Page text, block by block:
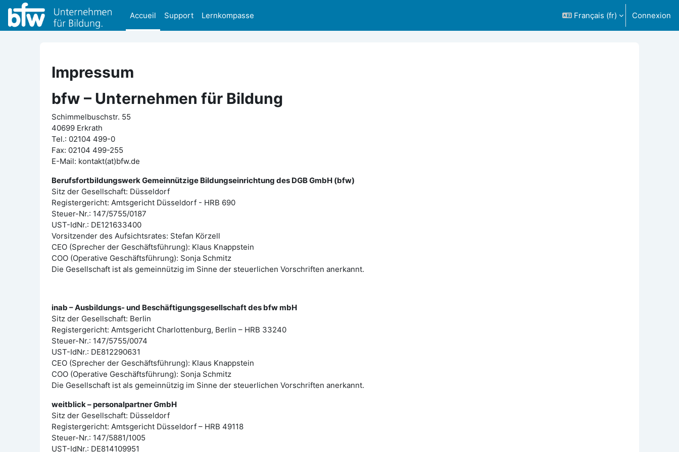
Passer au contenu principal
Accueil
Support Lernkompasse Français ‎(fr)‎ Connexion
Impressum
bfw – Unternehmen für Bildung
Schimmelbuschstr. 55
40699 Erkrath
Tel.: 02104 499-0
Fax: 02104 499-255
E-Mail: kontakt(at)bfw.de
Berufsfortbildungswerk Gemeinnützige Bildungseinrichtung des DGB GmbH (bfw)
Sitz der Gesellschaft: Düsseldorf
Registergericht: Amtsgericht Düsseldorf - HRB 690
Steuer-Nr.: 147/5755/0187
UST-IdNr.: DE121633400
Vorsitzender des Aufsichtsrates: Stefan Körzell
CEO (Sprecher der Geschäftsführung): Klaus Knappstein
COO (Operative Geschäftsführung): Sonja Schmitz
Die Gesellschaft ist als gemeinnützig im Sinne der steuerlichen Vorschriften anerkannt.
inab – Ausbildungs- und Beschäftigungsgesellschaft des bfw mbH
Sitz der Gesellschaft: Berlin
Registergericht: Amtsgericht Charlottenburg, Berlin – HRB 33240
Steuer-Nr.: 147/5755/0074
UST-IdNr.: DE812290631
CEO (Sprecher der Geschäftsführung): Klaus Knappstein
COO (Operative Geschäftsführung): Sonja Schmitz
Die Gesellschaft ist als gemeinnützig im Sinne der steuerlichen Vorschriften anerkannt.
weitblick – personalpartner GmbH
Sitz der Gesellschaft: Düsseldorf
Registergericht: Amtsgericht Düsseldorf – HRB 49118
Steuer-Nr.: 147/5881/1005
UST-IdNr.: DE814109951